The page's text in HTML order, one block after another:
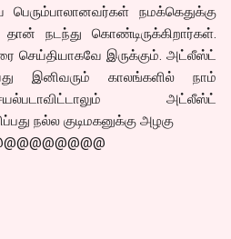
பெரும்பாலானவர்கள் நமக்கெதுக்கு
நடந்து கொண்டிருக்கிறார்கள்.
செய்தியாகவே இருக்கும். அட்லீஸ்ட்
இனிவரும் காலங்களில் நாம்
அட்லீஸ்ட்
நல்ல குடிமகனுக்கு அழகு